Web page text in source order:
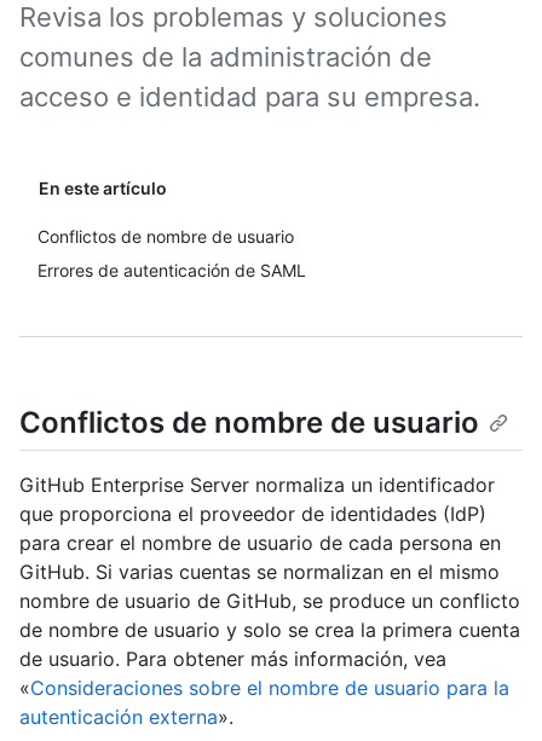
Revisa los problemas y soluciones
comunes de la administración de
acceso e identidad para su empresa.
En este artículo
Conflictos de nombre de usuario
Errores de autenticación de SAML
Conflictos de nombre de usuario
GitHub Enterprise Server normaliza un identificador
que proporciona el proveedor de identidades (IdP)
para crear el nombre de usuario de cada persona en
GitHub. Si varias cuentas se normalizan en el mismo
nombre de usuario de GitHub, se produce un conflicto
de nombre de usuario y solo se crea la primera cuenta
de usuario. Para obtener más información, vea
«Consideraciones sobre el nombre de usuario para la
autenticación externa».